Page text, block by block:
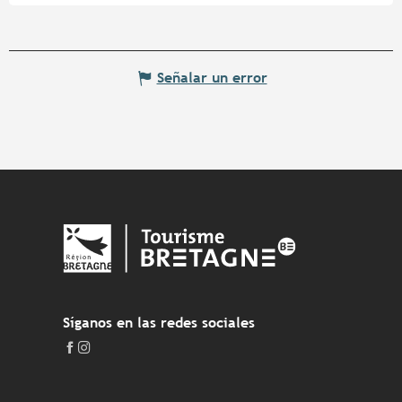
Señalar un error
Síganos en las redes sociales